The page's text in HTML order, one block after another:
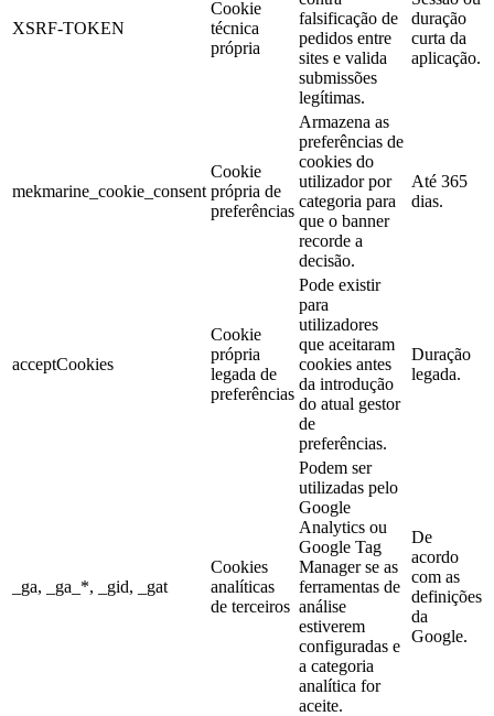
XSRF-TOKEN
Cookie
técnica
própria
falsificação de
pedidos entre
sites e valida
submissões
legítimas.
duração
curta da
aplicação.
mekmarine_cookie_consent
Cookie
própria de
preferências
Armazena as
preferências de
cookies do
utilizador por
categoria para
que o banner
recorde a
decisão.
Até 365
dias.
acceptCookies
Cookie
própria
legada de
preferências
Pode existir
para
utilizadores
que aceitaram
cookies antes
da introdução
do atual gestor
de
preferências.
Duração
legada.
_ga, _ga_*, _gid, _gat
Cookies
analíticas
de terceiros
Podem ser
utilizadas pelo
Google
Analytics ou
Google Tag
Manager se as
ferramentas de
análise
estiverem
configuradas e
a categoria
analítica for
aceite.
De
acordo
com as
definições
da
Google.